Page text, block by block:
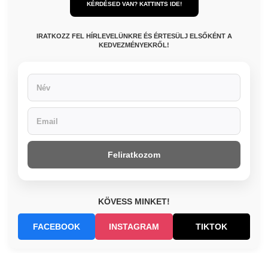
KÉRDÉSED VAN? KATTINTS IDE!
IRATKOZZ FEL HÍRLEVELÜNKRE ÉS ÉRTESÜLJ ELSŐKÉNT A
KEDVEZMÉNYEKRŐL!
Feliratkozom
KÖVESS MINKET!
FACEBOOK INSTAGRAM TIKTOK